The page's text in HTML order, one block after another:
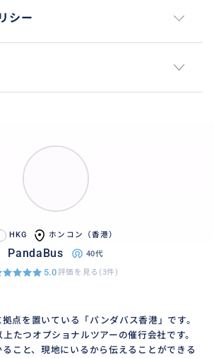
シー
HKG ホンコン（香港）
PandaBus 40代
5.0評価を見る(3件)
点を置いている「パンダバス香港」です。
たつオプショナルツアーの催行会社です。
こと、現地にいるから伝えることができる